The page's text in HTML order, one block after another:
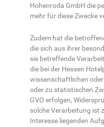
Hohenroda GmbH die
mehr für diese Zwecke
Zudem hat die
die sich aus ihrer
sie betreffende
die bei der Hessen
wissenschaftlichen
oder zu statistischen
GVO erfolgen,
solche Verarbeitung ist
Interesse liegenden